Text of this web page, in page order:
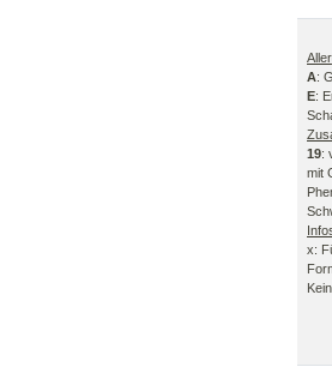
A:
E:
19:
mit
x: